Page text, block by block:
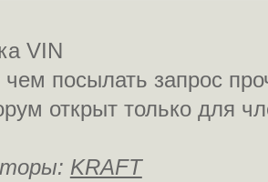
VIN
посылать запрос
открыт только для
KRAFT